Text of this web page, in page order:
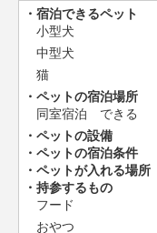
宿泊できるペット
小型犬
中型犬
猫
ペットの宿泊場所
同室宿泊 できる
ペットの設備
ペットの宿泊条件
ペットが入れる場所
持参するもの
フード
おやつ